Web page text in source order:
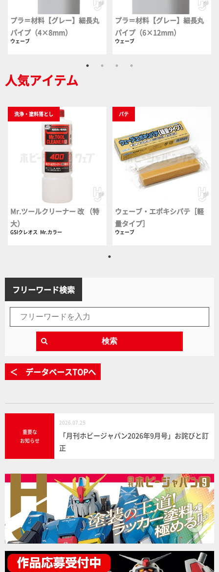
プラ＝材料【グレー】細長丸
パイプ（4×8mm）
ウェーブ
プラ＝材料【グレー】細長丸
パイプ（6×12mm）
ウェーブ
人気アイテム
洗浄・塗料落とし
Mr.ツールクリーナー 改 （特
大）
GSIクレオス Mr.カラー
パテ
ウェーブ・エポキシパテ［軽
量タイプ］
ウェーブ
フリーワード検索
検索
＜ データベースTOPへ
重要な
お知らせ
2026.07.25
「月刊ホビージャパン2026年9月号」お詫びと訂
正